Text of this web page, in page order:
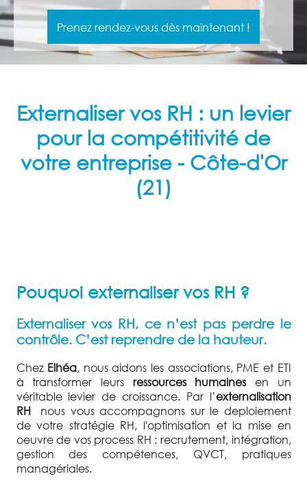
Prenez rendez-vous dès maintenant !
Externaliser vos RH : un levier
pour la compétitivité de
votre entreprise- Côte-d'Or
(21)
Pouquoi externaliser vos RH ?
Externaliser vos RH, ce n’est pas perdre le
contrôle. C’est reprendre de la hauteur.
Chez Elhéa, nous aidons les associations, PME et ETI
à transformer leurs ressources humaines en un
véritable levier de croissance. Par l’externalisation
RHnous vous accompagnons sur le deploiement
de votre stratégie RH, l'optimisation et la mise en
oeuvre de vos process RH : recrutement, intégration,
gestion des compétences, QVCT, pratiques
managériales.